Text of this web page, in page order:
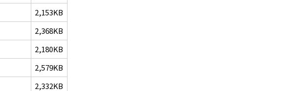
2,153KB
2,368KB
2,180KB
2,579KB
2,332KB